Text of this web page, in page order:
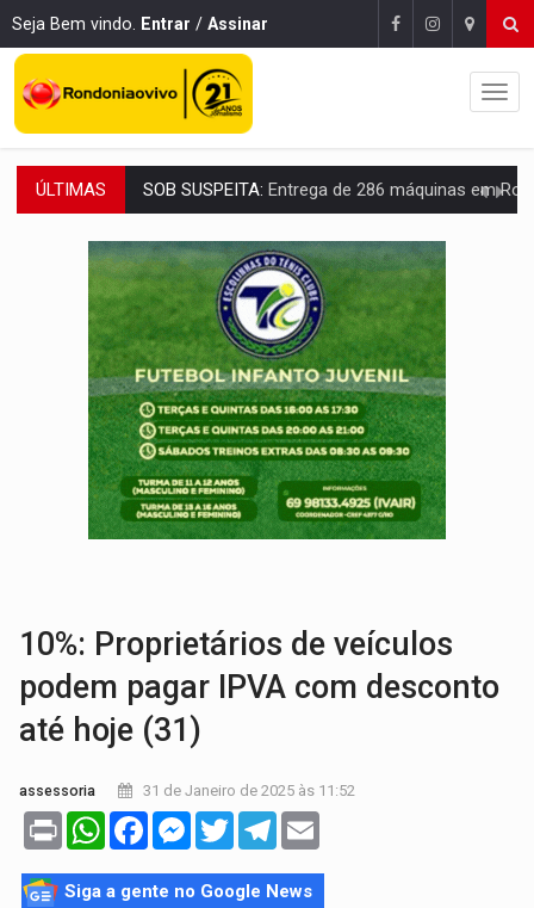
Seja Bem vindo. Entrar / Assinar
ÚLTIMAS ARTIGO:Reter até 50% no distrato imobiliário é legal, mas não pode
DO HOSPITAL AO CAMPO:Veja as mais de 200 ações de Marcos
EXPANSÃO:Grupo Nova Era amplia presença em PVH e transforma Aramix
ROTA GLOBAL:PCC amplia presença internacional e transforma Brasil em
CONEXÃO RONDONIAOVIVO:Museólogo Antônio Ocampo conduz a história de
EXTENSÃO DE DANOS:Ferroviários pedem ao Iphan recuperação de área
VARIANDO O CARDÁPIO:Veja essa receita de carne assada para o
PREJUÍZO AOS ESTUDANTES:Greve dos professores em PVH é
10%: Proprietários de veículos
podem pagar IPVA com desconto
até hoje (31)
assessoria 31 de Janeiro de 2025 às 11:52
Print WhatsAppFacebookMessenger
TwitterTelegram
Siga a gente no Google News